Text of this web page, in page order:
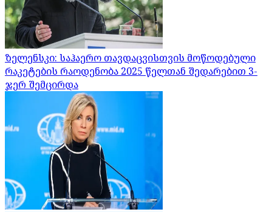
ზელენსკი: საჰაერო თავდაცვისთვის მოწოდებული
რაკეტების რაოდენობა 2025 წელთან შედარებით 3-
ჯერ შემცირდა